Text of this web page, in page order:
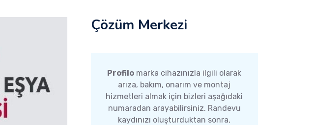
Çözüm Merkezi
Profilo marka cihazınızla ilgili olarak
arıza, bakım, onarım ve montaj
hizmetleri almak için bizleri aşağıdaki
numaradan arayabilirsiniz. Randevu
kaydınızı oluşturduktan sonra,